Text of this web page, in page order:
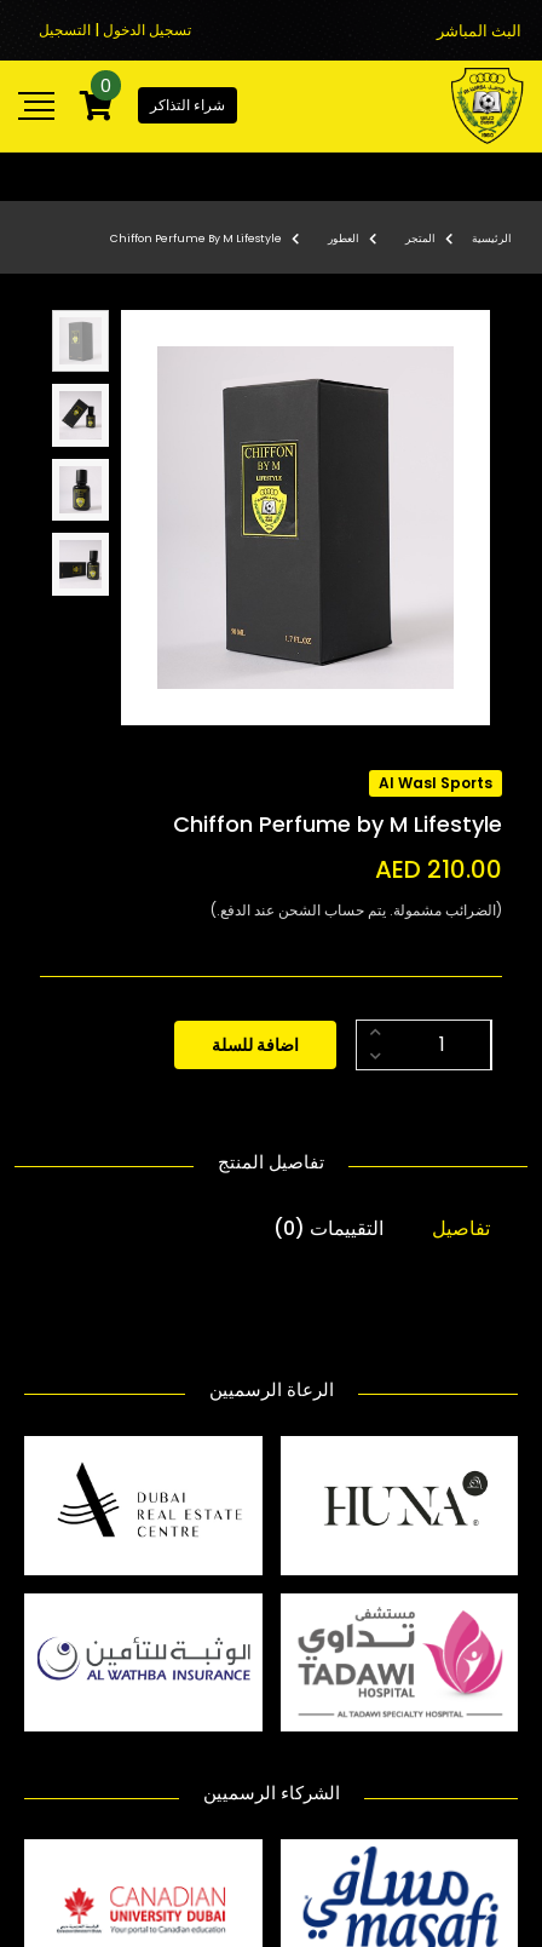
البث المباشر تسجيل الدخول | التسجيل
شراء التذاكر
0
الرئيسية المتجر العطور Chiffon Perfume By M Lifestyle
Al Wasl Sports
Chiffon Perfume by M Lifestyle
AED 210.00
(الضرائب مشمولة. يتم حساب الشحن عند الدفع.)
اضافة للسلة
تفاصيل المنتج
تفاصيل التقييمات (0)
الرعاة الرسميين
الشركاء الرسميين